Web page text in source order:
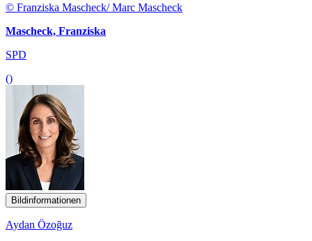
© Franziska Mascheck/ Marc Mascheck
Mascheck, Franziska
SPD
()
Bildinformationen
Aydan Özoğuz